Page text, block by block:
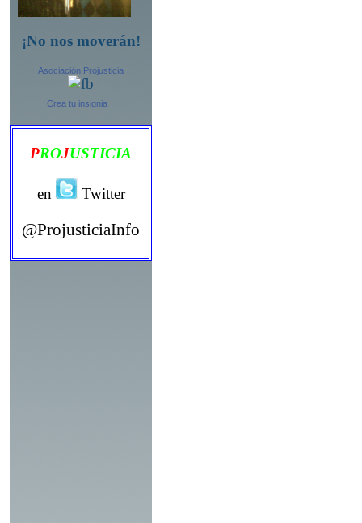
¡No nos moverán!
Asociación Projusticia
Crea tu insignia
PROJUSTICIA
en Twitter
@ProjusticiaInfo